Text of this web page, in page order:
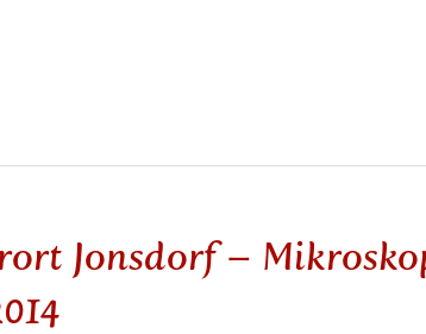
Jonsdorf –